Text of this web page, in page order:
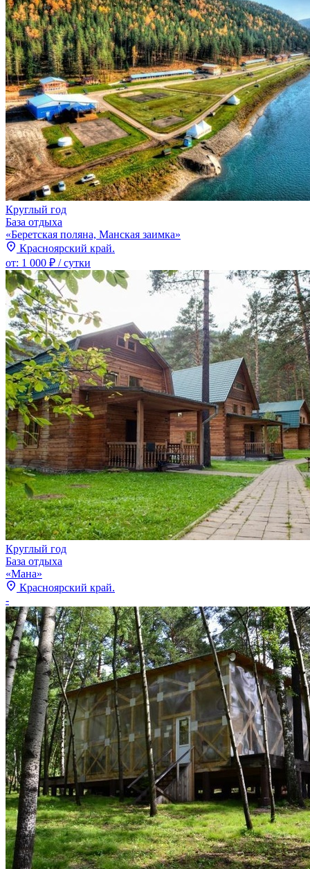
Круглый год
База отдыха
«Беретская поляна, Манская заимка»
Красноярский край.
от: 1 000 ₽ / сутки
Круглый год
База отдыха
«Мана»
Красноярский край.
-